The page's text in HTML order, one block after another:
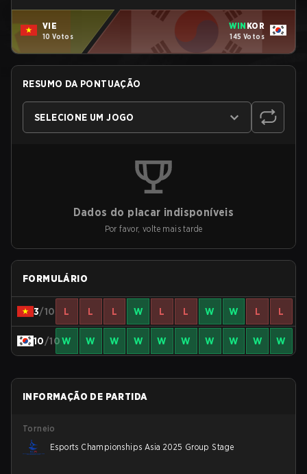
VIE
10 Votos
WIN KOR
145 Votos
RESUMO DA PONTUAÇÃO
SELECIONE UM JOGO
Dados do placar indisponíveis
Por favor, volte mais tarde
FORMULÁRIO
3/10 L L L W L L W W L L
10/10W W W W W W W W W W
INFORMAÇÃO DE PARTIDA
Torneio
Esports Championships Asia 2025 Group Stage